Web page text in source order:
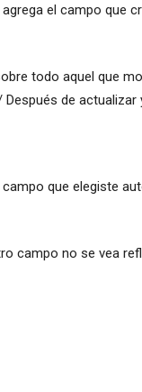
el campo que
todo aquel que
de actualizar
que elegiste
campo no se vea